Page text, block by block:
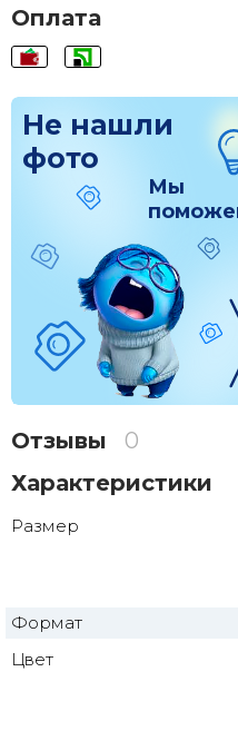
Оплата
Не нашли
фото
Мы
Отзывы 0
Характеристики
Размер
Формат
Цвет